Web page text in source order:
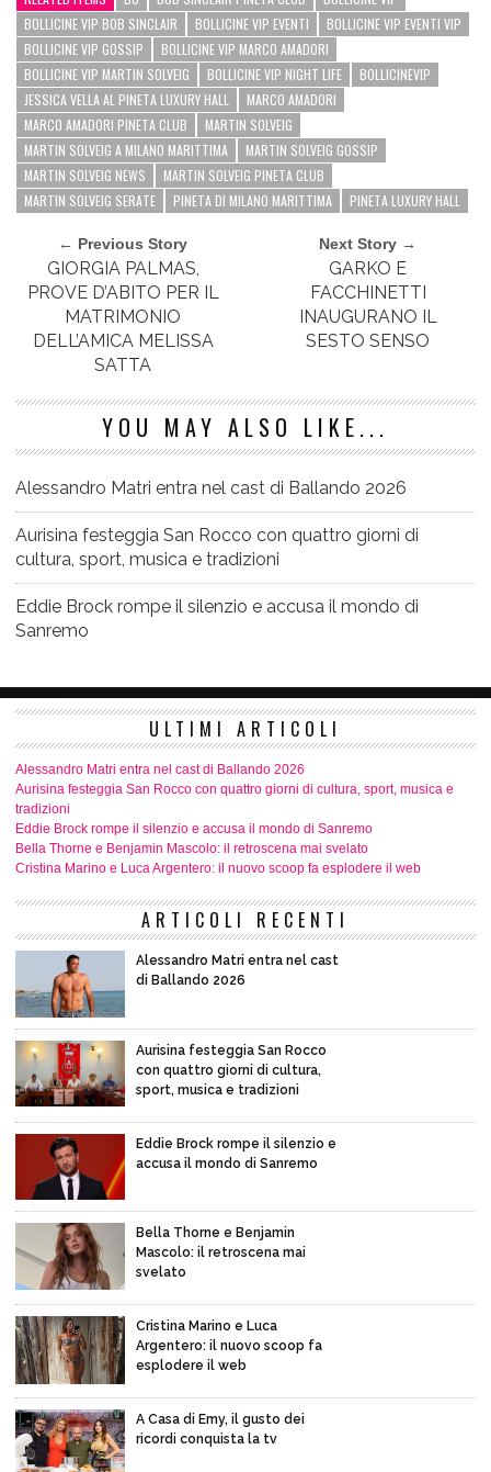
BOLLICINE VIP BOB SINCLAIR
BOLLICINE VIP EVENTI
BOLLICINE VIP EVENTI VIP
BOLLICINE VIP GOSSIP
BOLLICINE VIP MARCO AMADORI
BOLLICINE VIP MARTIN SOLVEIG
BOLLICINE VIP NIGHT LIFE
BOLLICINEVIP
JESSICA VELLA AL PINETA LUXURY HALL
MARCO AMADORI
MARCO AMADORI PINETA CLUB
MARTIN SOLVEIG
MARTIN SOLVEIG A MILANO MARITTIMA
MARTIN SOLVEIG GOSSIP
MARTIN SOLVEIG NEWS
MARTIN SOLVEIG PINETA CLUB
MARTIN SOLVEIG SERATE
PINETA DI MILANO MARITTIMA PINETA LUXURY HALL
← Previous Story
GIORGIA PALMAS,
PROVE D’ABITO PER IL
MATRIMONIO
DELL’AMICA MELISSA
SATTA
Next Story →
GARKO E
FACCHINETTI
INAUGURANO IL
SESTO SENSO
YOU MAY ALSO LIKE...
Alessandro Matri entra nel cast di Ballando 2026
Aurisina festeggia San Rocco con quattro giorni di
cultura, sport, musica e tradizioni
Eddie Brock rompe il silenzio e accusa il mondo di
Sanremo
ULTIMI ARTICOLI
Alessandro Matri entra nel cast di Ballando 2026
Aurisina festeggia San Rocco con quattro giorni di cultura, sport, musica e
tradizioni
Eddie Brock rompe il silenzio e accusa il mondo di Sanremo
Bella Thorne e Benjamin Mascolo: il retroscena mai svelato
Cristina Marino e Luca Argentero: il nuovo scoop fa esplodere il web
ARTICOLI RECENTI
Alessandro Matri entra nel cast
di Ballando 2026
Aurisina festeggia San Rocco
con quattro giorni di cultura,
sport, musica e tradizioni
Eddie Brock rompe il silenzio e
accusa il mondo di Sanremo
Bella Thorne e Benjamin
Mascolo: il retroscena mai
svelato
Cristina Marino e Luca
Argentero: il nuovo scoop fa
esplodere il web
A Casa di Emy, il gusto dei
ricordi conquista la tv